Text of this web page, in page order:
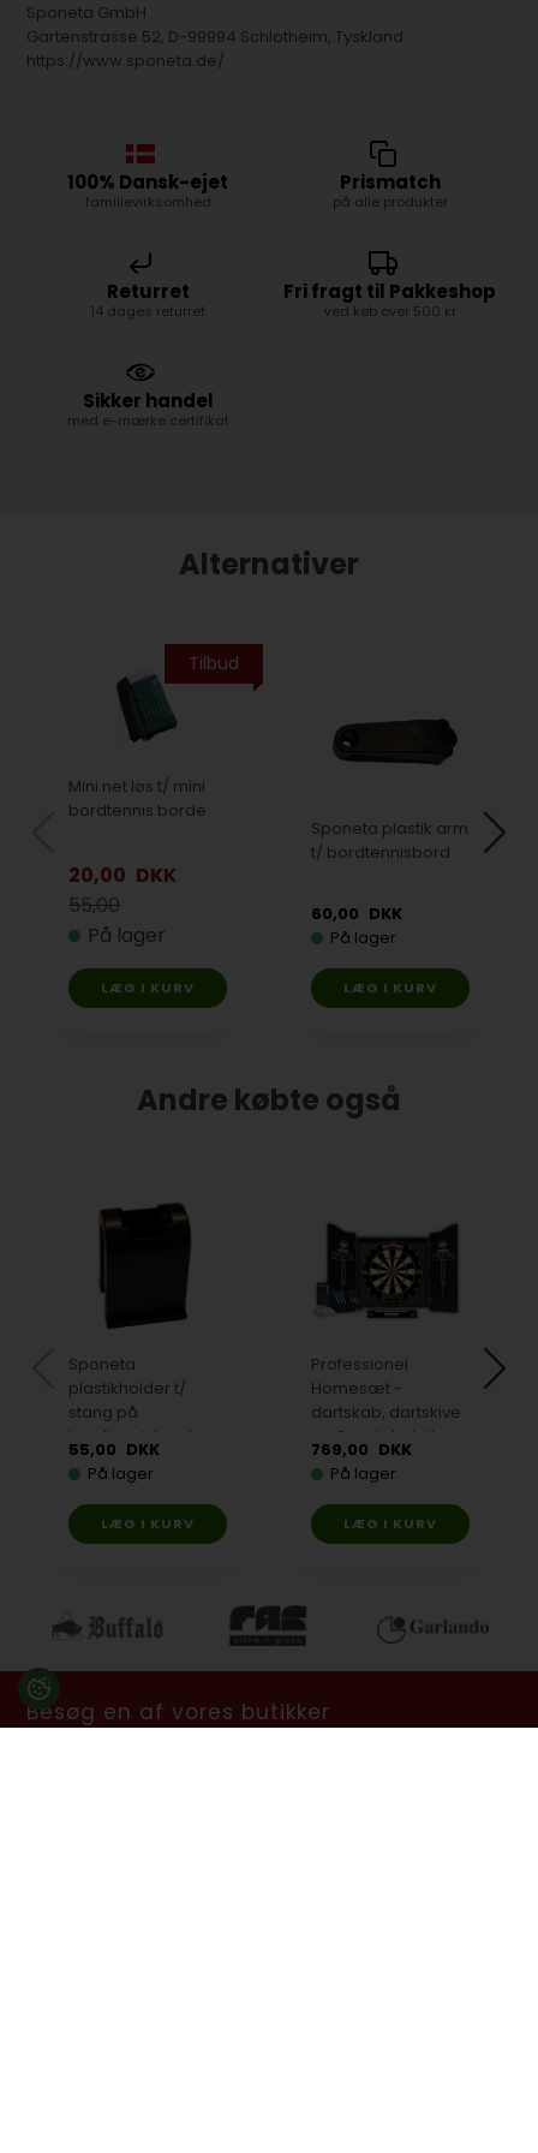
Sponeta GmbH
Gartenstrasse 52, D-99994 Schlotheim, Tyskland
https://www.sponeta.de/
100% Dansk-ejet
familievirksomhed
Prismatch
på alle produkter
Returret
14 dages returret
Fri fragt til Pakkeshop
ved køb over 500 kr
Sikker handel
med e-mærke certifikat
Alternativer
Tilbud
Mini net løs t/ mini
bordtennis borde
20,00 DKK
55,00
På lager
Sponeta plastik arm
t/ bordtennisbord
60,00 DKK
På lager
Andre købte også
Sponeta
plastikholder t/
stang på
bordtennisbord
55,00 DKK
På lager
Professionel
Homesæt -
dartskab, dartskive
og 2 sæt dartpile
fra Winmau
769,00 DKK
På lager
Besøg en af vores butikker